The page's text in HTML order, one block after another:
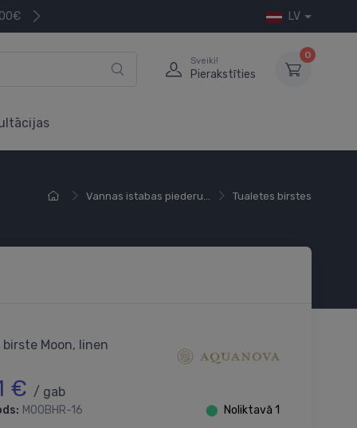
LV
Sveiki!
Pierakstīties
0
Vannas istabas piederu... Tualetes birstes
Moon, linen
€ / gab
MOOBHR-16 ⬤ Noliktavā 1